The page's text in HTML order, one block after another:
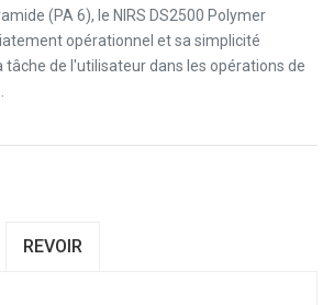
(PA 6), le NIRS DS2500 Polymer
opérationnel et sa simplicité
de l'utilisateur dans les opérations de
REVOIR